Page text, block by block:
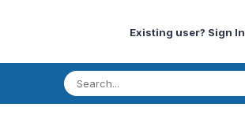
Existing user? Sign In